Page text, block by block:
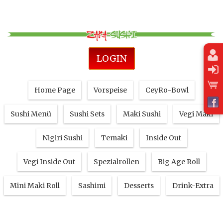
LOGIN
Home Page Vorspeise CeyRo-Bowl
Sushi Menü Sushi Sets Maki Sushi Vegi Maki
Nigiri Sushi Temaki Inside Out
Vegi Inside Out Spezialrollen Big Age Roll
Mini Maki Roll Sashimi Desserts Drink-Extra